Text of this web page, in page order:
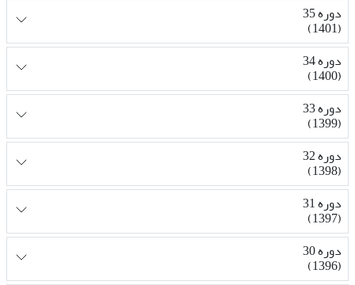
دوره 35
(1401)
دوره 34
(1400)
دوره 33
(1399)
دوره 32
(1398)
دوره 31
(1397)
دوره 30
(1396)